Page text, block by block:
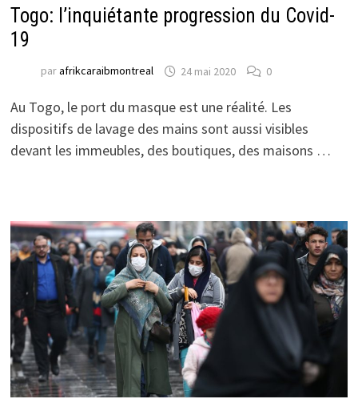
Togo: l’inquiétante progression du Covid-
19
parafrikcaraibmontreal 24 mai 2020 0
Au Togo, le port du masque est une réalité. Les
dispositifs de lavage des mains sont aussi visibles
devant les immeubles, des boutiques, des maisons …